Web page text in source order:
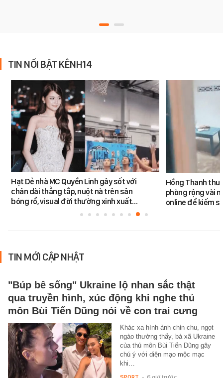
TIN NỔI BẬT KÊNH14
Hạt Dẻ nhà MC Quyền Linh gây sốt với
chân dài thẳng tắp, nuột nà trên sân
bóng rổ, visual đời thường xinh xuất…
Hồng Thanh
phòng rộng vài
online để kiếm
TIN MỚI CẬP NHẬT
"Búp bê sống" Ukraine lộ nhan sắc thật
qua truyền hình, xúc động khi nghe thủ
môn Bùi Tiến Dũng nói về con trai cưng
Khác xa hình ảnh chỉn chu, ngọt
ngào thường thấy, bà xã Ukraine
của thủ môn Bùi Tiến Dũng gây
chú ý với diện mạo mộc mạc
khi…